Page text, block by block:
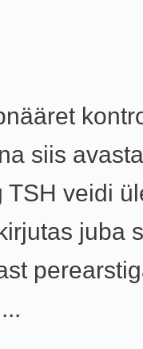
siis
TSH veidi
juba